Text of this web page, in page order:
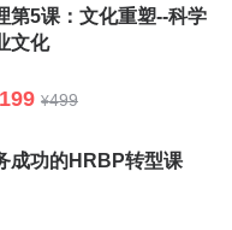
表示文化的结构，那么
着，也最容易发生变
经不像物质文化那么有
最深层的那部分文
一个民族的行为方式。
第5课：文化重塑--科学
文化
199 ¥499
成功的HRBP转型课